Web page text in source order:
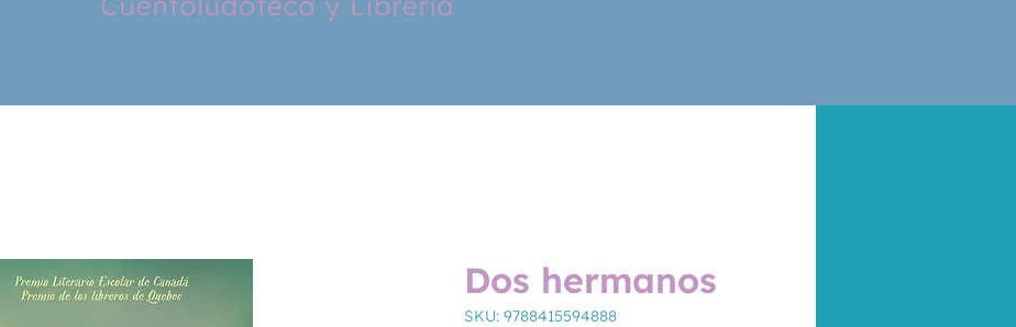
Dos hermanos
SKU: 9788415594888